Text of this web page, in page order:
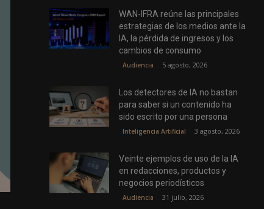
WAN-IFRA reúne las principales
estrategias de los medios ante la
IA, la pérdida de ingresos y los
cambios de consumo
Audiencia 5 agosto, 2026
Los detectores de IA no bastan
para saber si un contenido ha
sido escrito por una persona
Inteligencia Artificial 3 agosto, 2026
Veinte ejemplos de uso de la IA
en redacciones, productos y
negocios periodísticos
Audiencia 31 julio, 2026